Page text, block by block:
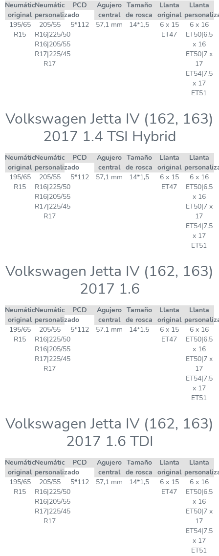
Neumático
original
Neumático
personalizado
PCD
Agujero
central
Tamaño
de rosca
Llanta
original
Llanta
195/65
R15
205/55
R16|225/50
R16|205/55
R17|225/45
R17
5*112 57,1 mm 14*1,5
6 x 15
ET47
6 x 16
ET50|6,5
x 16
ET50|7 x
17
ET54|7,5
x 17
ET51
Volkswagen Jetta IV (162, 163)
2017 1.4 TSI Hybrid
Neumático
original
Neumático
personalizado
PCD
Agujero
central
Tamaño
de rosca
Llanta
original
Llanta
195/65
R15
205/55
R16|225/50
R16|205/55
R17|225/45
R17
5*112 57,1 mm 14*1,5
6 x 15
ET47
6 x 16
ET50|6,5
x 16
ET50|7 x
17
ET54|7,5
x 17
ET51
Volkswagen Jetta IV (162, 163)
2017 1.6
Neumático
original
Neumático
personalizado
PCD
Agujero
central
Tamaño
de rosca
Llanta
original
Llanta
195/65
R15
205/55
R16|225/50
R16|205/55
R17|225/45
R17
5*112 57,1 mm 14*1,5
6 x 15
ET47
6 x 16
ET50|6,5
x 16
ET50|7 x
17
ET54|7,5
x 17
ET51
Volkswagen Jetta IV (162, 163)
2017 1.6 TDI
Neumático
original
Neumático
personalizado
PCD
Agujero
central
Tamaño
de rosca
Llanta
original
Llanta
195/65
R15
205/55
R16|225/50
R16|205/55
R17|225/45
R17
5*112 57,1 mm 14*1,5
6 x 15
ET47
6 x 16
ET50|6,5
x 16
ET50|7 x
17
ET54|7,5
x 17
ET51